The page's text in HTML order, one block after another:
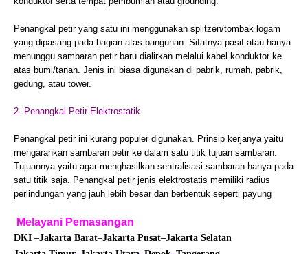
Penangkal petir yang satu ini menggunakan splitzen/tombak logam
yang dipasang pada bagian atas bangunan. Sifatnya pasif atau hanya
menunggu sambaran petir baru dialirkan melalui kabel konduktor ke
atas bumi/tanah. Jenis ini biasa digunakan di pabrik, rumah, pabrik,
gedung, atau tower.
2. Penangkal Petir Elektrostatik
Penangkal petir ini kurang populer digunakan. Prinsip kerjanya yaitu
mengarahkan sambaran petir ke dalam satu titik tujuan sambaran.
Tujuannya yaitu agar menghasilkan sentralisasi sambaran hanya pada
satu titik saja. Penangkal petir jenis elektrostatis memiliki radius
perlindungan yang jauh lebih besar dan berbentuk seperti payung
Melayani Pemasangan
DKI –Jakarta Barat–Jakarta Pusat–Jakarta Selatan